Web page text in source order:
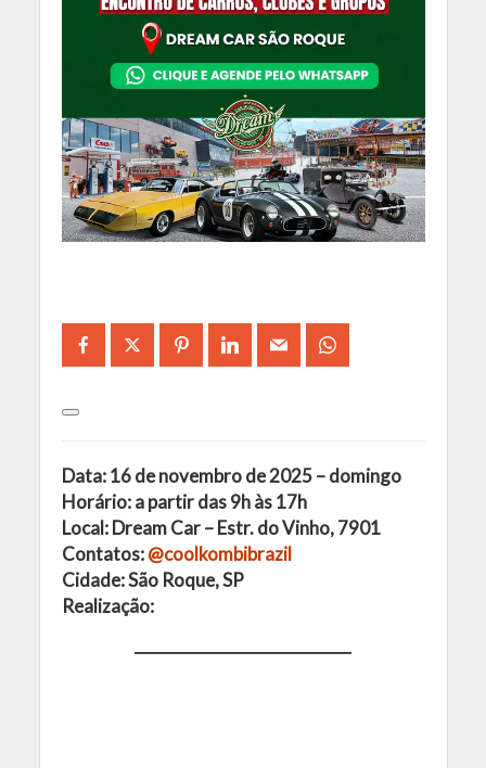
Data: 16 de novembro de 2025 – domingo
Horário: a partir das 9h às 17h
Local: Dream Car – Estr. do Vinho, 7901
Contatos:@coolkombibrazil
Cidade: São Roque, SP
Realização: